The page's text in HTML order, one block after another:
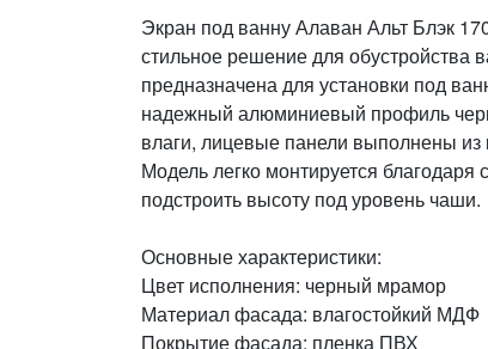
Экран под ванну Алаван Альт Блэк
стильное решение для обустройства
предназначена для установки под
надежный алюминиевый профиль
влаги, лицевые панели выполнены из
Модель легко монтируется
подстроить высоту под уровень чаши.
Основные характеристики:
Цвет исполнения: черный мрамор
Материал фасада: влагостойкий МДФ
Покрытие фасада: пленка ПВХ